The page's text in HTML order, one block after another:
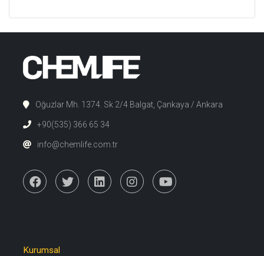
Oğuzlar Mh. 1374. Sk 2/4 Balgat, Çankaya / Ankara
+90(535) 366 65 34
info@chemlife.com.tr
Kurumsal